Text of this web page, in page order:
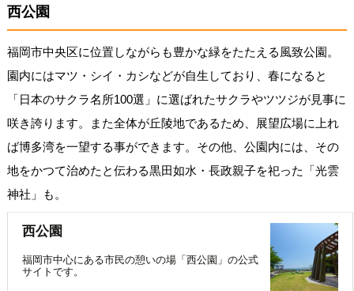
西公園
福岡市中央区に位置しながらも豊かな緑をたたえる風致公園。
園内にはマツ・シイ・カシなどが自生しており、春になると
「日本のサクラ名所100選」に選ばれたサクラやツツジが見事に
咲き誇ります。また全体が丘陵地であるため、展望広場に上れ
ば博多湾を一望する事ができます。その他、公園内には、その
地をかつて治めたと伝わる黒田如水・長政親子を祀った「光雲
神社」も。
西公園
福岡市中心にある市民の憩いの場「西公園」の公式
サイトです。